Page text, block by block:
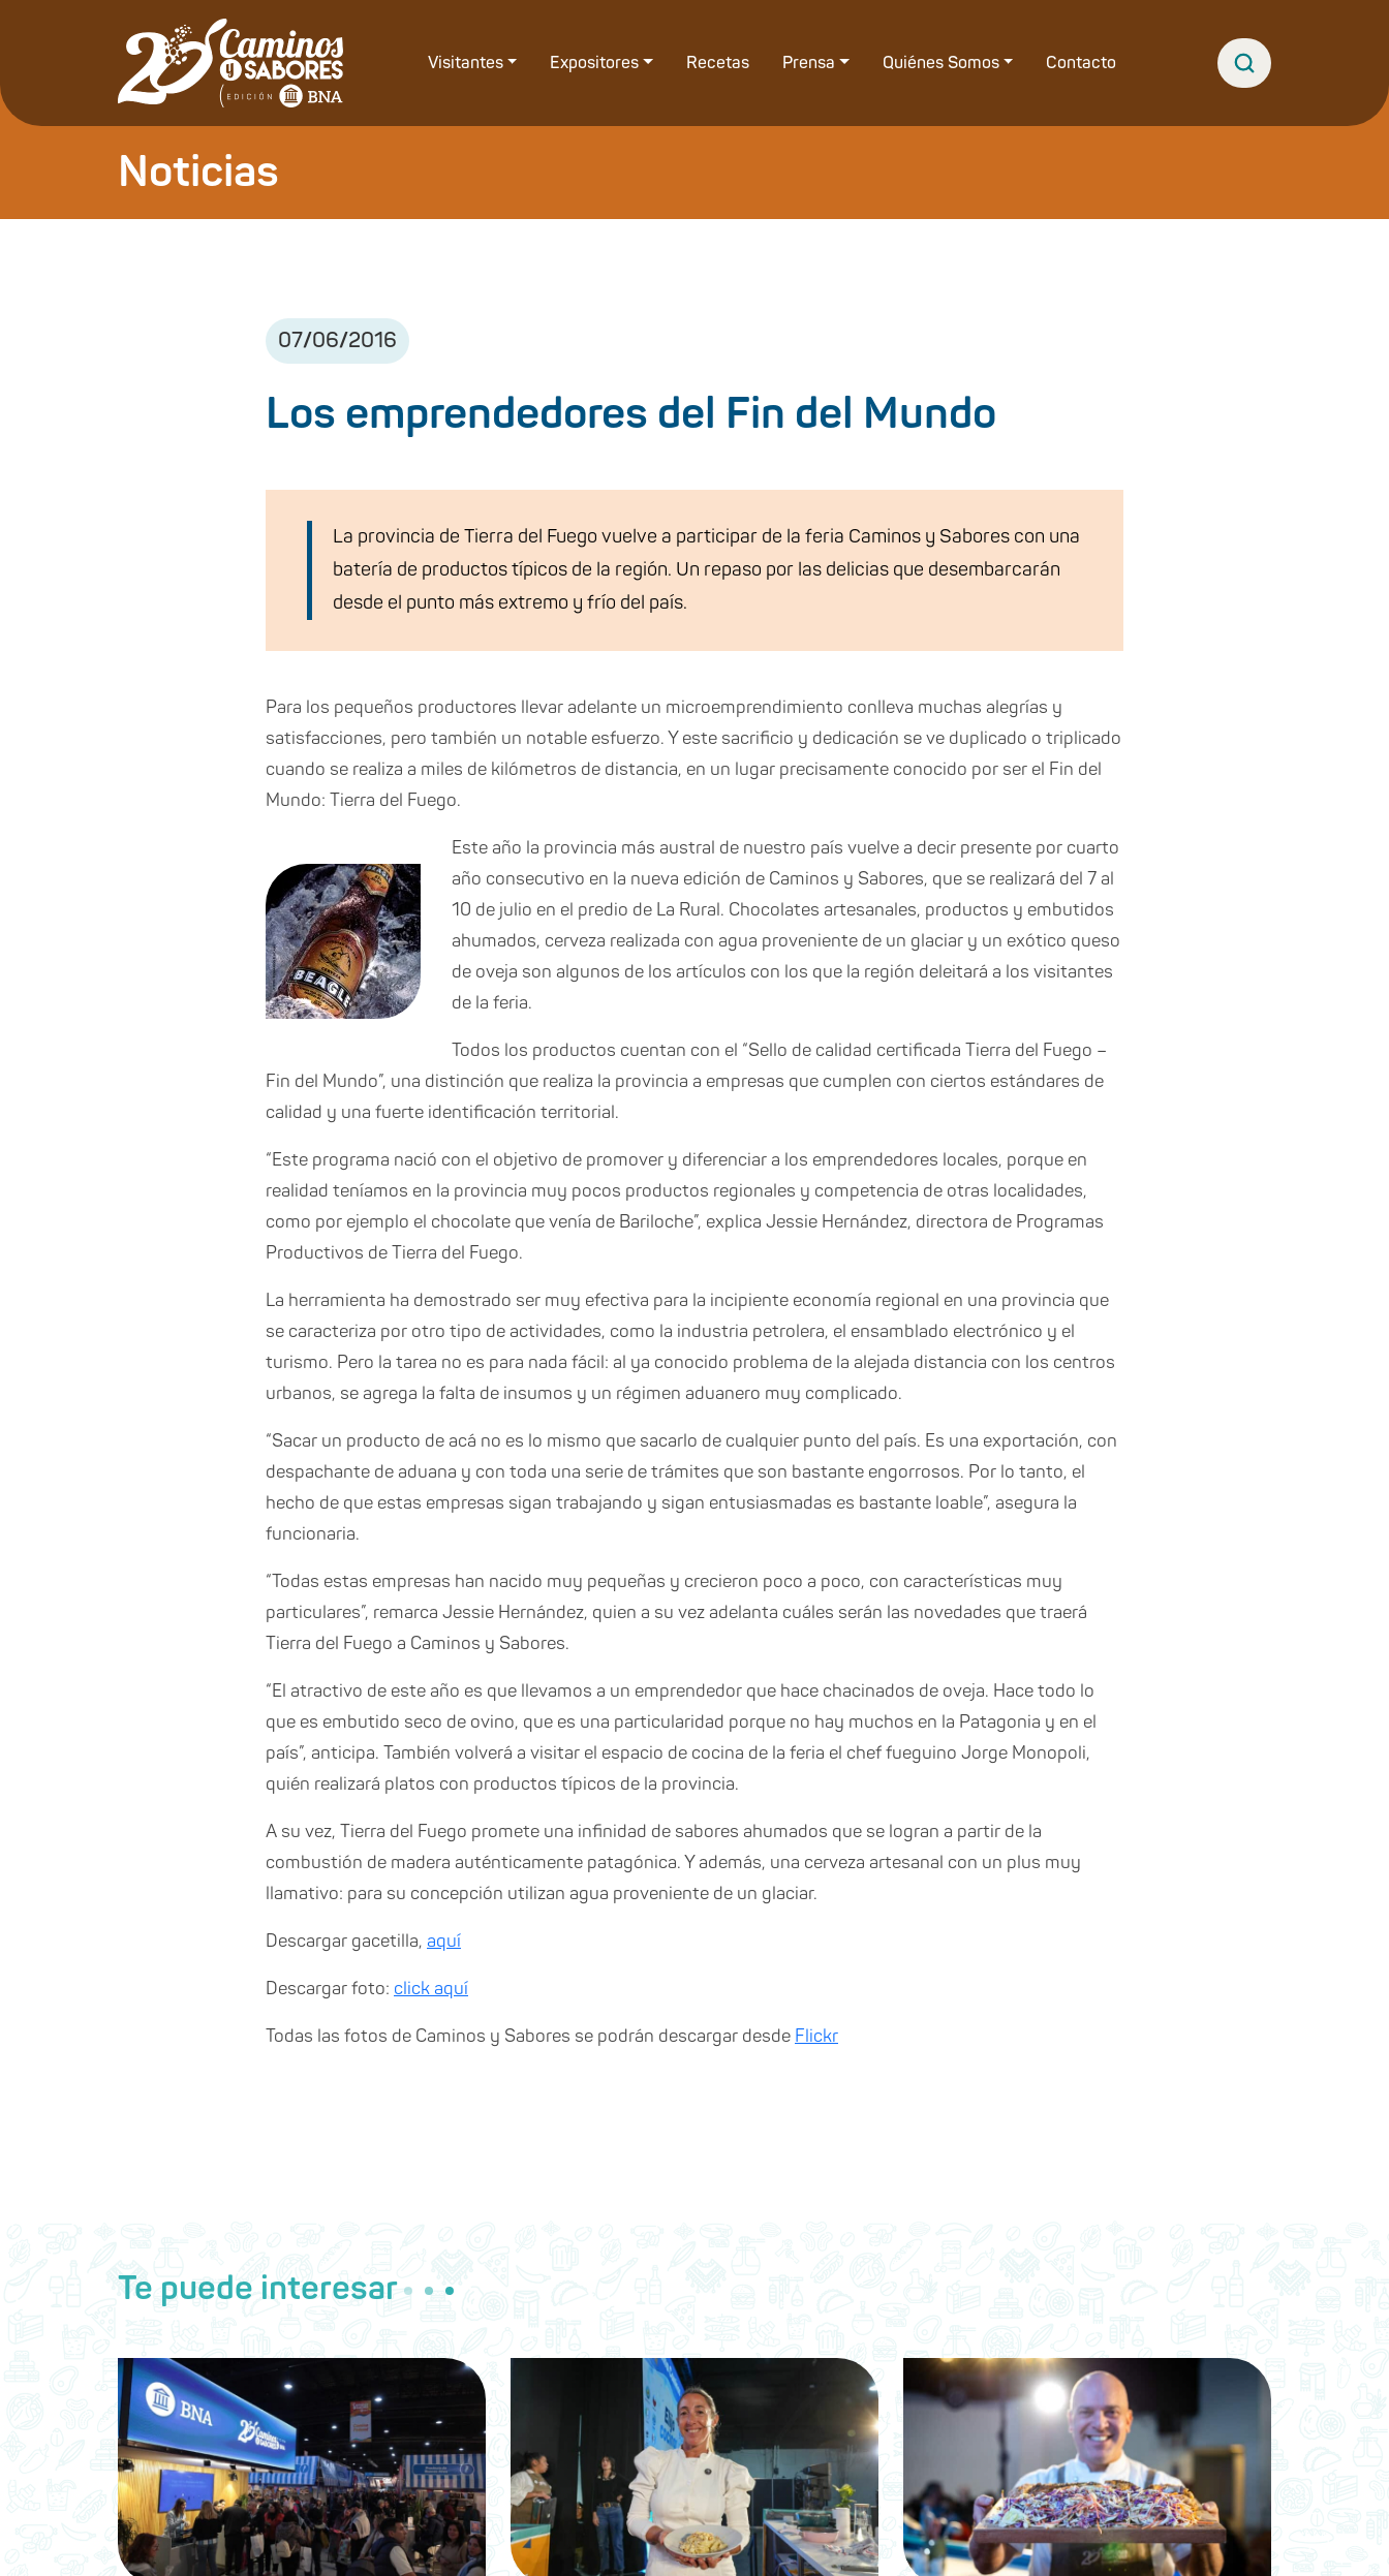
Visitantes Expositores Recetas Prensa Quiénes Somos Contacto
Noticias
07/06/2016
Los emprendedores del Fin del Mundo
La provincia de Tierra del Fuego vuelve a participar de la feria Caminos y Sabores con una
batería de productos típicos de la región. Un repaso por las delicias que desembarcarán
desde el punto más extremo y frío del país.
Para los pequeños productores llevar adelante un microemprendimiento conlleva muchas alegrías y
satisfacciones, pero también un notable esfuerzo. Y este sacrificio y dedicación se ve duplicado o triplicado
cuando se realiza a miles de kilómetros de distancia, en un lugar precisamente conocido por ser el Fin del
Mundo: Tierra del Fuego.
Este año la provincia más austral de nuestro país vuelve a decir presente por cuarto
año consecutivo en la nueva edición de Caminos y Sabores, que se realizará del 7 al
10 de julio en el predio de La Rural. Chocolates artesanales, productos y embutidos
ahumados, cerveza realizada con agua proveniente de un glaciar y un exótico queso
de oveja son algunos de los artículos con los que la región deleitará a los visitantes
de la feria.
Todos los productos cuentan con el “Sello de calidad certificada Tierra del Fuego –
Fin del Mundo”, una distinción que realiza la provincia a empresas que cumplen con ciertos estándares de
calidad y una fuerte identificación territorial.
“Este programa nació con el objetivo de promover y diferenciar a los emprendedores locales, porque en
realidad teníamos en la provincia muy pocos productos regionales y competencia de otras localidades,
como por ejemplo el chocolate que venía de Bariloche”, explica Jessie Hernández, directora de Programas
Productivos de Tierra del Fuego.
La herramienta ha demostrado ser muy efectiva para la incipiente economía regional en una provincia que
se caracteriza por otro tipo de actividades, como la industria petrolera, el ensamblado electrónico y el
turismo. Pero la tarea no es para nada fácil: al ya conocido problema de la alejada distancia con los centros
urbanos, se agrega la falta de insumos y un régimen aduanero muy complicado.
“Sacar un producto de acá no es lo mismo que sacarlo de cualquier punto del país. Es una exportación, con
despachante de aduana y con toda una serie de trámites que son bastante engorrosos. Por lo tanto, el
hecho de que estas empresas sigan trabajando y sigan entusiasmadas es bastante loable”, asegura la
funcionaria.
“Todas estas empresas han nacido muy pequeñas y crecieron poco a poco, con características muy
particulares”, remarca Jessie Hernández, quien a su vez adelanta cuáles serán las novedades que traerá
Tierra del Fuego a Caminos y Sabores.
“El atractivo de este año es que llevamos a un emprendedor que hace chacinados de oveja. Hace todo lo
que es embutido seco de ovino, que es una particularidad porque no hay muchos en la Patagonia y en el
país”, anticipa. También volverá a visitar el espacio de cocina de la feria el chef fueguino Jorge Monopoli,
quién realizará platos con productos típicos de la provincia.
A su vez, Tierra del Fuego promete una infinidad de sabores ahumados que se logran a partir de la
combustión de madera auténticamente patagónica. Y además, una cerveza artesanal con un plus muy
llamativo: para su concepción utilizan agua proveniente de un glaciar.
Descargar gacetilla, aquí
Descargar foto: click aquí
Todas las fotos de Caminos y Sabores se podrán descargar desde Flickr
Te puede interesar